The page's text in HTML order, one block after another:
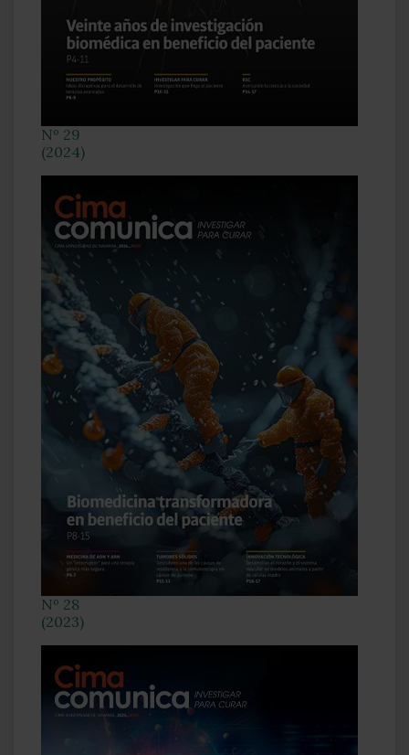
Nº 29
(2024)
Nº 28
(2023)